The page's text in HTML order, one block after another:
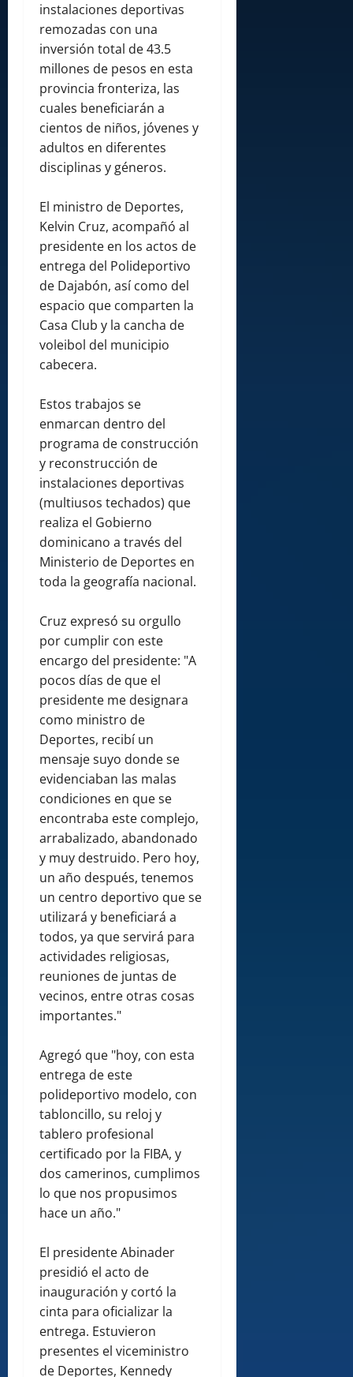
instalaciones deportivas
remozadas con una
inversión total de 43.5
millones de pesos en esta
provincia fronteriza, las
cuales beneficiarán a
cientos de niños, jóvenes y
adultos en diferentes
disciplinas y géneros.
El ministro de Deportes,
Kelvin Cruz, acompañó al
presidente en los actos de
entrega del Polideportivo
de Dajabón, así como del
espacio que comparten la
Casa Club y la cancha de
voleibol del municipio
cabecera.
Estos trabajos se
enmarcan dentro del
programa de construcción
y reconstrucción de
instalaciones deportivas
(multiusos techados) que
realiza el Gobierno
dominicano a través del
Ministerio de Deportes en
toda la geografía nacional.
Cruz expresó su orgullo
por cumplir con este
encargo del presidente: "A
pocos días de que el
presidente me designara
como ministro de
Deportes, recibí un
mensaje suyo donde se
evidenciaban las malas
condiciones en que se
encontraba este complejo,
arrabalizado, abandonado
y muy destruido. Pero hoy,
un año después, tenemos
un centro deportivo que se
utilizará y beneficiará a
todos, ya que servirá para
actividades religiosas,
reuniones de juntas de
vecinos, entre otras cosas
importantes."
Agregó que "hoy, con esta
entrega de este
polideportivo modelo, con
tabloncillo, su reloj y
tablero profesional
certificado por la FIBA, y
dos camerinos, cumplimos
lo que nos propusimos
hace un año."
El presidente Abinader
presidió el acto de
inauguración y cortó la
cinta para oficializar la
entrega. Estuvieron
presentes el viceministro
de Deportes, Kennedy